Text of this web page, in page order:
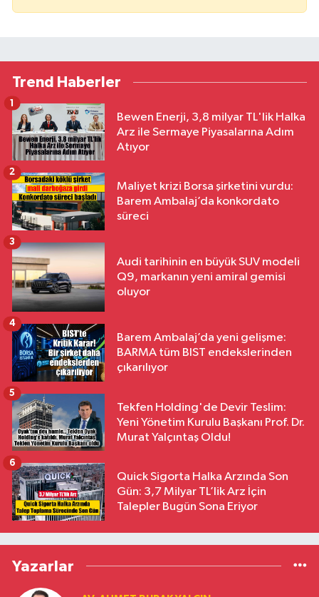
Trend Haberler
Bewen Enerji, 3,8 milyar TL'lik Halka
Arz ile Sermaye Piyasalarına Adım
Atıyor
1
Maliyet krizi Borsa şirketini vurdu:
Barem Ambalaj’da konkordato
süreci
2
Audi tarihinin en büyük SUV modeli
Q9, markanın yeni amiral gemisi
oluyor
3
Barem Ambalaj’da yeni gelişme:
BARMA tüm BIST endekslerinden
çıkarılıyor
4
Tekfen Holding'de Devir Teslim:
Yeni Yönetim Kurulu Başkanı Prof. Dr.
Murat Yalçıntaş Oldu!
5
Quick Sigorta Halka Arzında Son
Gün: 3,7 Milyar TL’lik Arz İçin
Talepler Bugün Sona Eriyor
6
Yazarlar